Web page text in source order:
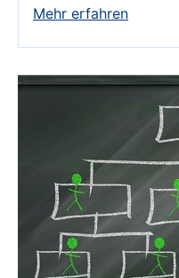
Mehr erfahren